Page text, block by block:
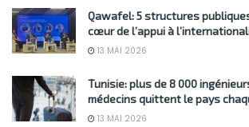
Qawafel: 5 structures
cœur de l’appui à
13 MAI 2026
Tunisie: plus de 8 000
médecins quittent le pays
13 MAI 2026